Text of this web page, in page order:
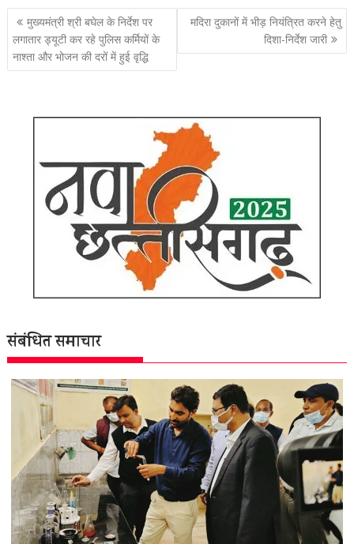
पोस्ट
नेविगेशन
मुख्यमंत्री श्री बघेल के निर्देश पर
लगातार ड्यूटी कर रहे पुलिस कर्मियों के
नाश्ता और भोजन की दरों में हुई वृद्धि
मदिरा दुकानों में भीड़ नियंत्रित करने हेतु
दिशा-निर्देश जारी
संबंधित समाचार